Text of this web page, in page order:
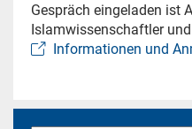
Gespräch eingeladen ist
Islamwissenschaftler
Informationen und